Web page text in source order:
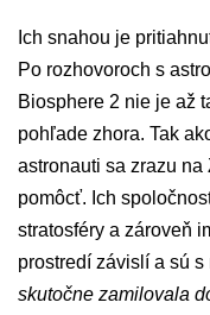
Ich snahou je
Po rozhovoroch s
Biosphere 2 nie je až
pohľade zhora. Tak
astronauti sa zrazu
pomôcť. Ich
stratosféry a zároveň
prostredí závislí a sú s
skutočne zamilovala